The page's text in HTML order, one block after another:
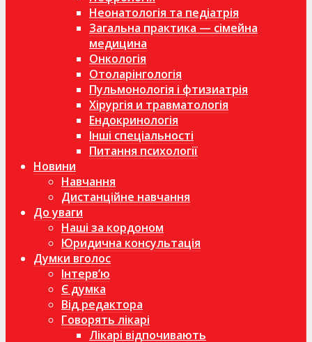
Неонатологія та педіатрія
Загальна практика — сімейна
медицина
Онкологія
Отоларінгологія
Пульмонологія і фтизиатрія
Хірургія и травматологія
Ендокринологія
Інші спеціальності
Питання психології
Новини
Навчання
Дистанційне навчання
До уваги
Наші за кордоном
Юридична консультація
Думки вголос
Інтерв’ю
Є думка
Від редактора
Говорять лікарі
Лікарі відпочивають